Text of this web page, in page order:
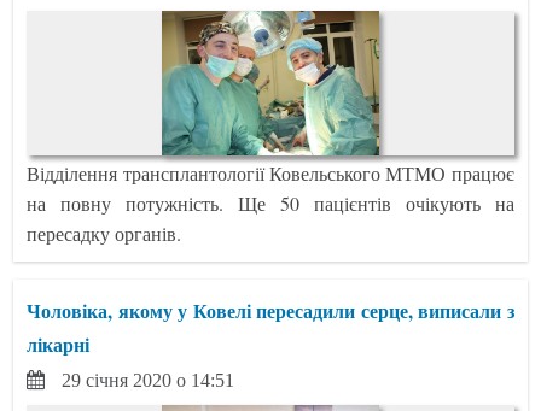
Відділення трансплантології Ковельського МТМО працює
на повну потужність. Ще 50 пацієнтів очікують на
пересадку органів.
Чоловіка, якому у Ковелі пересадили серце, виписали з
лікарні
29 січня 2020 о 14:51